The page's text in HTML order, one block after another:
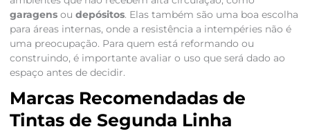
garagensou depósitos. Elas também são uma boa escolha
para áreas internas, onde a resistência a intempéries não é
uma preocupação. Para quem está reformando ou
construindo, é importante avaliar o uso que será dado ao
espaço antes de decidir.
Marcas Recomendadas de
Tintas de Segunda Linha